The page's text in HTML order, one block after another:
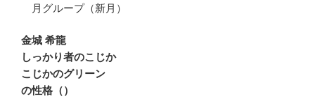
月グループ（新月）
金城 希龍
しっかり者のこじか
こじかのグリーン
の性格（）